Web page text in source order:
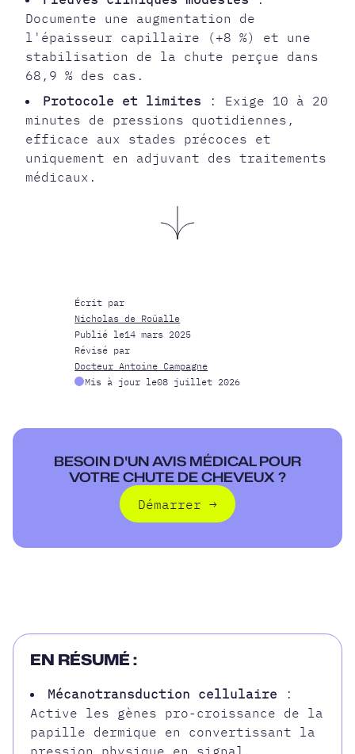
Documente une augmentation de
l'épaisseur capillaire (+8 %) et une
stabilisation de la chute perçue dans
68,9 % des cas.
Protocole et limites : Exige 10 à 20
minutes de pressions quotidiennes,
efficace aux stades précoces et
uniquement en adjuvant des traitements
médicaux.
Écrit par
Nicholas de Roüalle
Publié le14 mars 2025
Révisé par
Docteur Antoine Campagne
Mis à jour le08 juillet 2026
BESOIN D'UN AVIS MÉDICAL POUR
VOTRE CHUTE DE CHEVEUX ?
Démarrer →
EN RÉSUMÉ :
Mécanotransduction cellulaire :
Active les gènes pro-croissance de la
papille dermique en convertissant la
pression physique en signal